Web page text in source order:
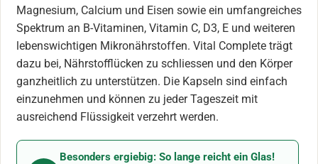
Magnesium, Calcium und Eisen sowie ein umfangreiches
Spektrum an B-Vitaminen, Vitamin C, D3, E und weiteren
lebenswichtigen Mikronährstoffen. Vital Complete trägt
dazu bei, Nährstofflücken zu schliessen und den Körper
ganzheitlich zu unterstützen. Die Kapseln sind einfach
einzunehmen und können zu jeder Tageszeit mit
ausreichend Flüssigkeit verzehrt werden.
Besonders ergiebig: So lange reicht ein Glas!